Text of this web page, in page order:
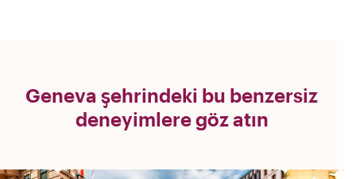
Geneva şehrindeki bu benzersiz
deneyimlere göz atın